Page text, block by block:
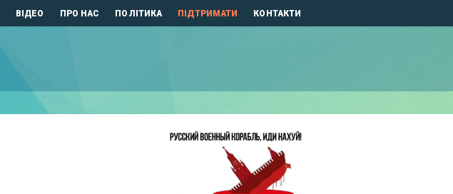
ВІДЕО ПРО НАС ПОЛІТИКА ПІДТРИМАТИ КОНТАКТИ